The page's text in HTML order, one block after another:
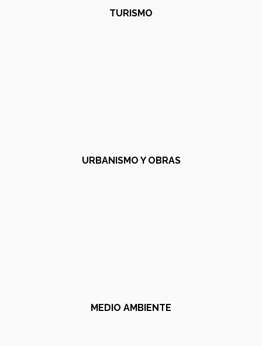
TURISMO
URBANISMO Y OBRAS
MEDIO AMBIENTE